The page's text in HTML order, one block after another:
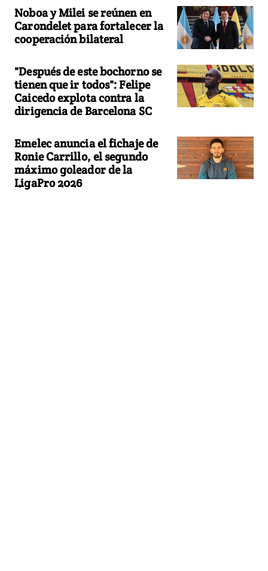
Noboa y Milei se reúnen en
Carondelet para fortalecer la
cooperación bilateral
"Después de este bochorno se
tienen que ir todos": Felipe
Caicedo explota contra la
dirigencia de Barcelona SC
Emelec anuncia el fichaje de
Ronie Carrillo, el segundo
máximo goleador de la
LigaPro 2026